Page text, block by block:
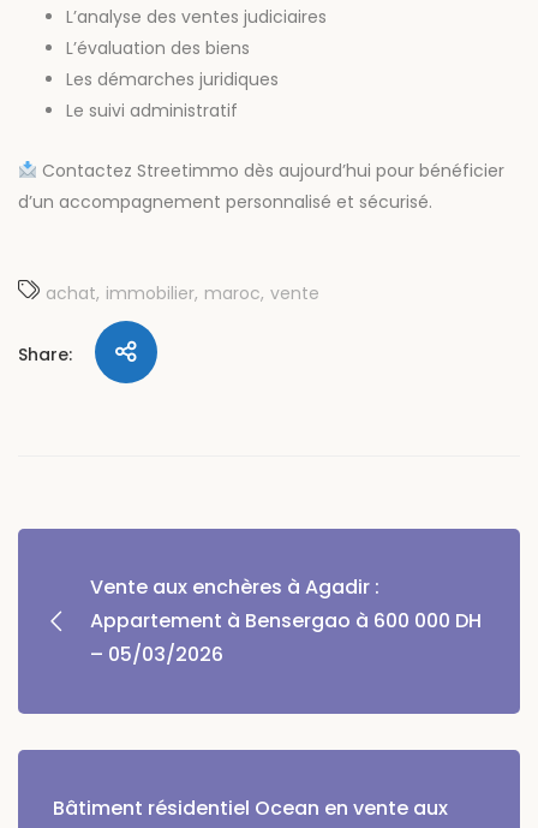
L’analyse des ventes judiciaires
L’évaluation des biens
Les démarches juridiques
Le suivi administratif
Contactez Streetimmo dès aujourd’hui pour bénéficier
d’un accompagnement personnalisé et sécurisé.
achat immobilier maroc vente
Share:
Vente aux enchères à Agadir :
Appartement à Bensergao à 600 000 DH
– 05/03/2026
Bâtiment résidentiel Ocean en vente aux